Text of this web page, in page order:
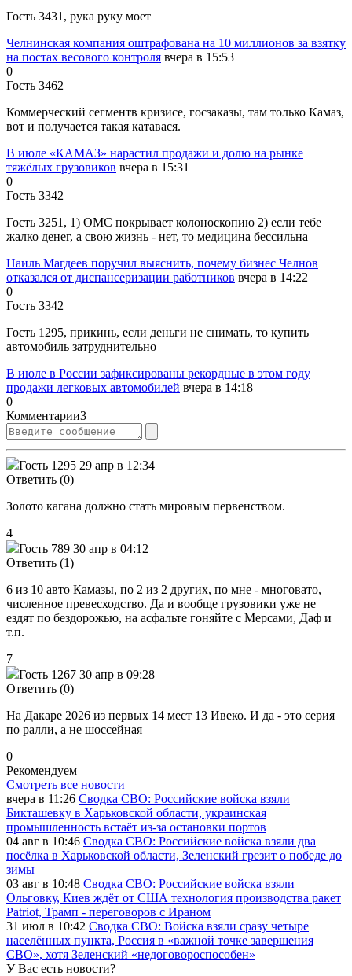
Гость 3431, рука руку моет
Челнинская компания оштрафована на 10 миллионов за взятку
на постах весового контроля вчера в 15:53
0
Гость 3462
Коммерческий сегментв кризисе, госзаказы, там только Камаз,
вот и получается такая катавася.
В июле «КАМАЗ» нарастил продажи и долю на рынке
тяжёлых грузовиков вчера в 15:31
0
Гость 3342
Гость 3251, 1) ОМС покрывает колоноскопию 2) если тебе
жалко денег, а свою жизнь - нет, то медицина бессильна
Наиль Магдеев поручил выяснить, почему бизнес Челнов
отказался от диспансеризации работников вчера в 14:22
0
Гость 3342
Гость 1295, прикинь, если деньги не снимать, то купить
автомобиль затруднительно
В июле в России зафиксированы рекордные в этом году
продажи легковых автомобилей вчера в 14:18
0
Комментарии3
Гость 1295 29 апр в 12:34
Ответить (0)
Золото кагана должно стать мировым первенством.
4
Гость 789 30 апр в 04:12
Ответить (1)
6 из 10 авто Камазы, по 2 из 2 других, по мне - многовато,
численное превесходство. Да и вообще грузовики уже не
ездят по бездорожью, на асфальте гоняйте с Мерсами, Даф и
т.п.
7
Гость 1267 30 апр в 09:28
Ответить (0)
На Дакаре 2026 из первых 14 мест 13 Ивеко. И да - это серия
по ралли, а не шоссейная
0
Рекомендуем
Смотреть все новости
вчера в 11:26 Сводка СВО: Российские войска взяли
Бикташевку в Харьковской области, украинская
промышленность встаёт из-за остановки портов
04 авг в 10:46 Сводка СВО: Российские войска взяли два
посёлка в Харьковской области, Зеленский грезит о победе до
зимы
03 авг в 10:48 Сводка СВО: Российские войска взяли
Ольговку, Киев ждёт от США технология производства ракет
Patriot, Трамп - переговоров с Ираном
31 июл в 10:42 Сводка СВО: Войска взяли сразу четыре
населённых пункта, Россия в «важной точке завершения
СВО», хотя Зеленский «недоговороспособен»
У Вас есть новости?